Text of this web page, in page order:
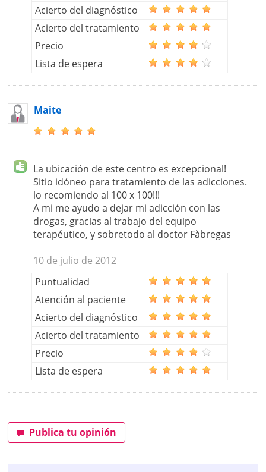
Acierto del diagnóstico
Acierto del tratamiento
Precio
Lista de espera
Maite
La ubicación de este centro es excepcional!
Sitio idóneo para tratamiento de las adicciones.
lo recomiendo al 100 x 100!!!
A mi me ayudo a dejar mi adicción con las
drogas, gracias al trabajo del equipo
terapéutico, y sobretodo al doctor Fàbregas
10 de julio de 2012
Puntualidad
Atención al paciente
Acierto del diagnóstico
Acierto del tratamiento
Precio
Lista de espera
Publica tu opinión